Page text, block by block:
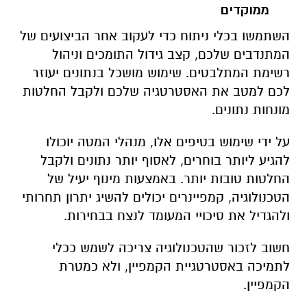
ממוקדים
השתמשו בכלי ניתוח כדי לעקוב אחר הביצועים של
המתנדבים שלכם, קצב גידול התומכים וניהול
רשימת המתלבטים. שימוש מושכל בנתונים יעוזר
לכם למטב את האסטרטגיה שלכם ולקבל החלטות
מונחות נתונים.
על ידי שימוש בטיפים אלו, מנהלי המטה יוכולו
להגיע ליותר בוחרים, לאסוף יותר נתונים ולקבל
החלטות טובות יותר. באמצעות מינוף יעיל של
הטכנולוגיה, קמפיינרים יכולים להשיג יתרון תחרותי
ולהגדיל את סיכויי המעומד לנצח בבחירות.
חשוב לזכור שהטכנולוגיה צריכה לשמש ככלי
לתמיכה באסטרטגיית הקמפיין, ולא כמטרת
הקמפיין.